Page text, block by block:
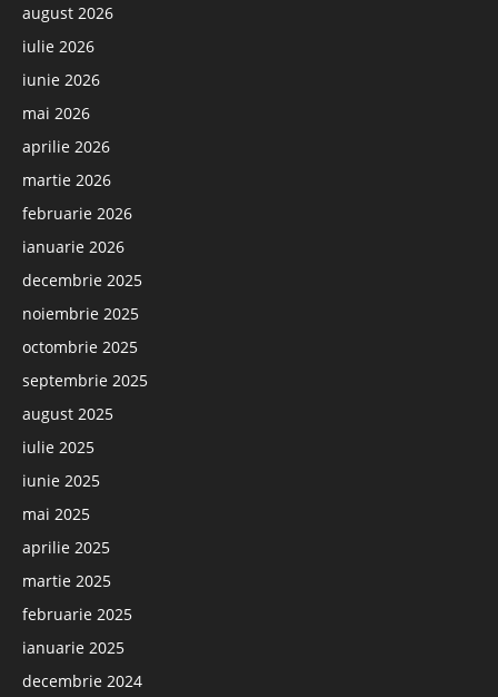
august 2026
iulie 2026
iunie 2026
mai 2026
aprilie 2026
martie 2026
februarie 2026
ianuarie 2026
decembrie 2025
noiembrie 2025
octombrie 2025
septembrie 2025
august 2025
iulie 2025
iunie 2025
mai 2025
aprilie 2025
martie 2025
februarie 2025
ianuarie 2025
decembrie 2024